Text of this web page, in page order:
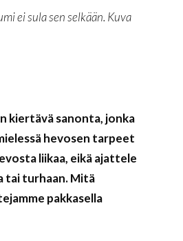
ei sula sen selkään. Kuva
kiertävä sanonta, jonka
hevosen tarpeet
liikaa, eikä ajattele
tai turhaan. Mitä
pakkasella